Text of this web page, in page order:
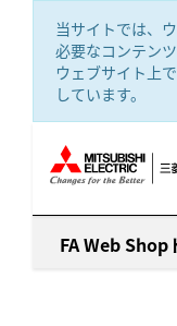
当サイトでは、
必要なコンテン
ウェブサイト上
しています。
FA Web Shop